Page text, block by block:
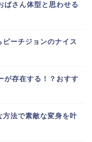
ばさん体型と思わせる
ーチジョンのナイス
が存在する！？おすす
方法で素敵な変身を叶